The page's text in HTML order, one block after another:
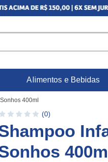
Alimentos e Bebidas
400ml
(0)